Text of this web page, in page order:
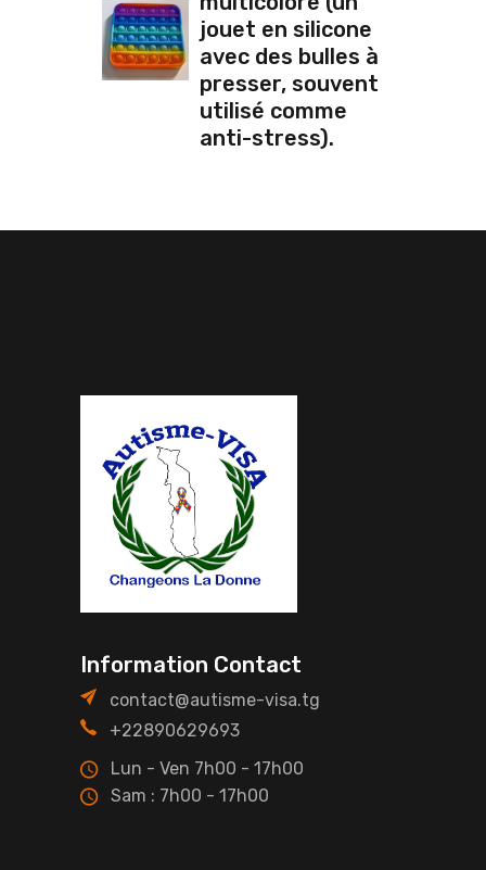
jouet en silicone
avec des bulles à
presser, souvent
utilisé comme
anti-stress).
Information Contact
contact@autisme-visa.tg
+22890629693
Lun - Ven 7h00 - 17h00
Sam : 7h00 - 17h00